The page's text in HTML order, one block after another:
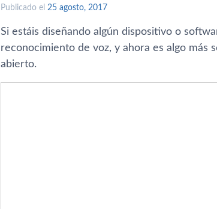
Publicado el 25 agosto, 2017
Si estáis diseñando algún dispositivo o
reconocimiento de voz, y ahora es algo más
abierto.